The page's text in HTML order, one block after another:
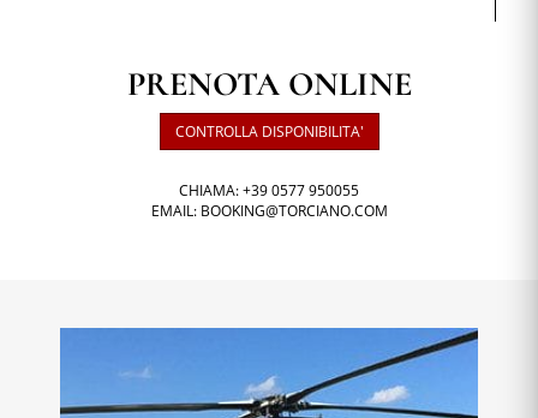
PRENOTA ONLINE
CONTROLLA DISPONIBILITA'
CHIAMA: +39 0577 950055
EMAIL: BOOKING@TORCIANO.COM